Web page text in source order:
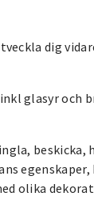
dig
glasyr och
beskicka,
olika